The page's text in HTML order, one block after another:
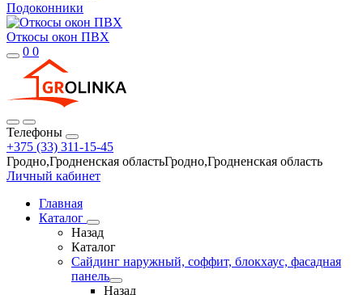
Подоконники
Откосы окон ПВХ
0 0
Телефоны
+375 (33) 311-15-45
Гродно,Гродненская областьГродно,Гродненская область
Личный кабинет
Главная
Каталог
Назад
Каталог
Сайдинг наружный, соффит, блокхаус, фасадная
панель
Назад